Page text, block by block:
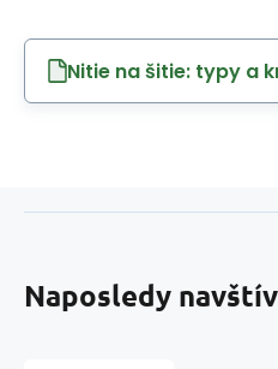
Nitie na šitie: typy a
Naposledy